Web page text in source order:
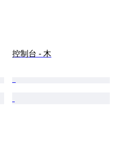
控制台 - 木